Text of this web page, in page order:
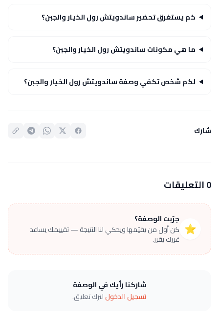
كم يستغرق تحضير ساندويتش رول الخيار والجبن؟
ما هي مكونات ساندويتش رول الخيار والجبن؟
لكم شخص تكفي وصفة ساندويتش رول الخيار والجبن؟
شارك
0 التعليقات
⭐
جرّبت الوصفة؟
كن أول من يقيّمها ويحكي لنا النتيجة — تقييمك يساعد
غيرك يقرر.
شاركنا رأيك في الوصفة
تسجيل الدخوللترك تعليق.